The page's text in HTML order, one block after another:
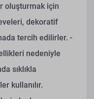
oluşturmak için
dekoratif
tercih edilirler. -
nedeniyle
sıklıkla
kullanılır.